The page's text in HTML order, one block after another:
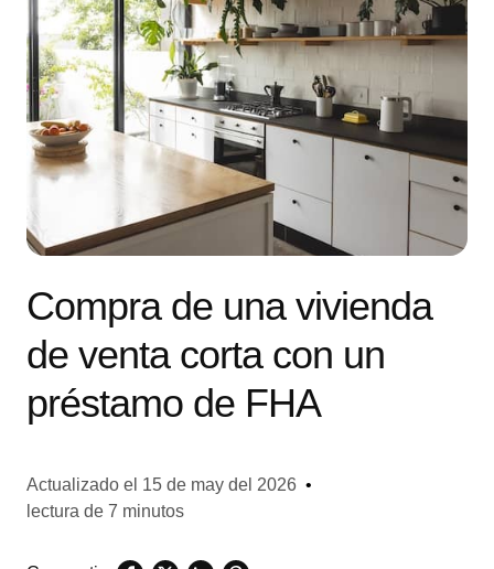
Compra de una vivienda
de venta corta con un
préstamo de FHA
Actualizado el 15 de may del 2026 •
lectura de 7 minutos